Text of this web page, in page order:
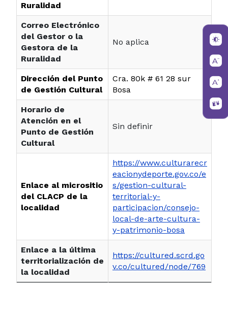
Ruralidad
Correo Electrónico
del Gestor o la
Gestora de la
Ruralidad
No aplica
Dirección del Punto
de Gestión Cultural
Cra. 80k # 61 28 sur
Bosa
Horario de
Atención en el
Punto de Gestión
Cultural
Sin definir
Enlace al micrositio
del CLACP de la
localidad
https://www.culturarecr
eacionydeporte.gov.co/e
s/gestion-cultural-
territorial-y-
participacion/consejo-
local-de-arte-cultura-
y-patrimonio-bosa
Enlace a la última
territorialización de
la localidad
https://cultured.scrd.go
v.co/cultured/node/769